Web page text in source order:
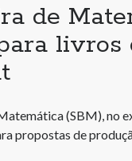
de
livros
(SBM), no
propostas de